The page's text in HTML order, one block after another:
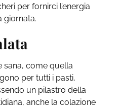
per fornirci l’energia
giornata.
sana, come quella
per tutti i pasti,
un pilastro della
anche la colazione